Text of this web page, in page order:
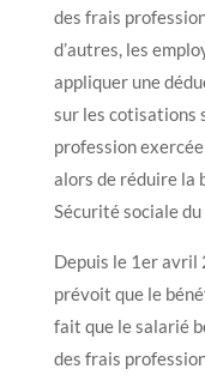
des frais
d’autres, les
appliquer une
sur les cotisations
profession
alors de réduire la
Sécurité sociale
Depuis le 1er avril
prévoit que le
fait que le salarié
des frais